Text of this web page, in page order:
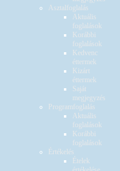
Asztalfoglalás
Aktuális
foglalások
Korábbi
foglalások
Kedvenc
éttermek
Kizárt
éttermek
Saját
megjegyzés
Programfoglalás
Aktuális
foglalások
Korábbi
foglalások
Értékelés
Ételek